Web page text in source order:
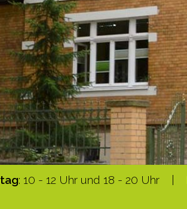
: 10 - 12 Uhr und 18 - 20 Uhr |